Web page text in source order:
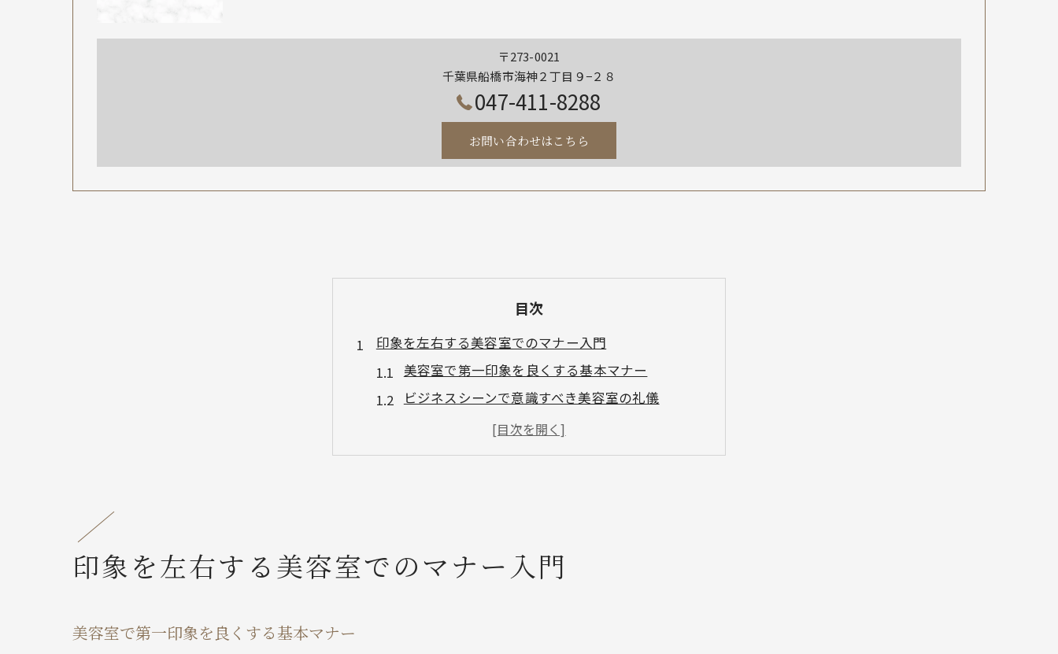
〒273-0021
千葉県船橋市海神２丁目９−２８
047-411-8288
お問い合わせはこちら
目次
印象を左右する美容室でのマナー入門
美容室で第一印象を良くする基本マナー
ビジネスシーンで意識すべき美容室の礼儀
美容室で清潔感を演出するコツとマナー
メンズが知っておきたい美容室の身だしなみ術
美容室のカウンセリングで理想の髪型を実現
印象を左右する美容室でのマナー入門
美容室で第一印象を良くする基本マナー